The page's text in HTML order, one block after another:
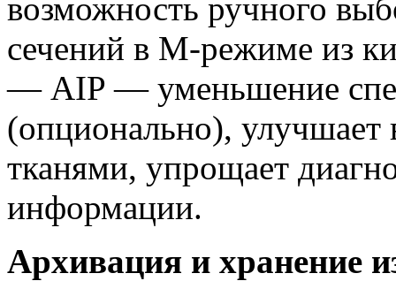
возможность ручного
сечений в M-режиме из
— AIP — уменьшение
(опционально),
тканями, упрощает
информации.
Архивация и хранение